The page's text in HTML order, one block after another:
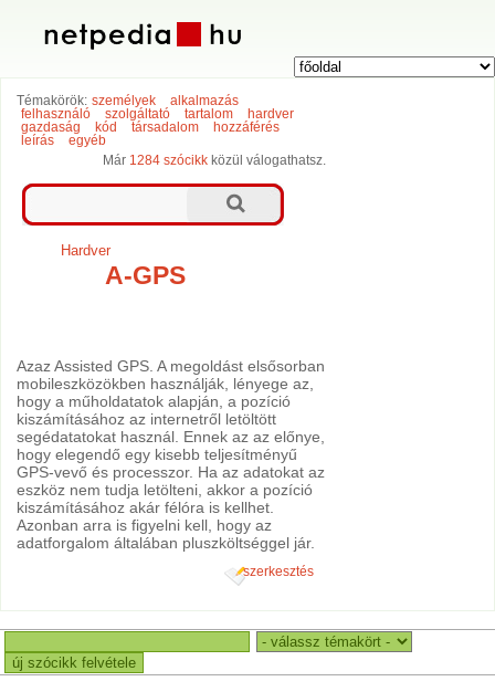
Témakörök: személyek
alkalmazás
felhasználó
szolgáltató tartalom
hardver
gazdaság
kód társadalom
hozzáférés
leírás
egyéb
Már 1284 szócikk közül válogathatsz.
Hardver
A-GPS
Azaz Assisted GPS. A megoldást elsősorban
mobileszközökben használják, lényege az,
hogy a műholdatatok alapján, a pozíció
kiszámításához az internetről letöltött
segédatatokat használ. Ennek az az előnye,
hogy elegendő egy kisebb teljesítményű
GPS-vevő és processzor. Ha az adatokat az
eszköz nem tudja letölteni, akkor a pozíció
kiszámításához akár félóra is kellhet.
Azonban arra is figyelni kell, hogy az
adatforgalom általában pluszköltséggel jár.
szerkesztés